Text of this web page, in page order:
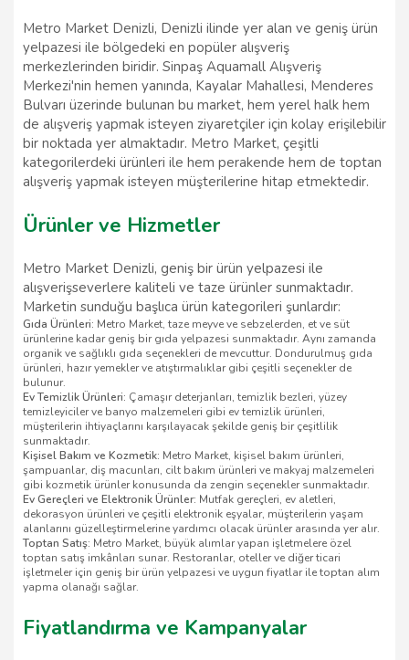
Metro Market Denizli, Denizli ilinde yer alan ve geniş ürün
yelpazesi ile bölgedeki en popüler alışveriş
merkezlerinden biridir. Sinpaş Aquamall Alışveriş
Merkezi'nin hemen yanında, Kayalar Mahallesi, Menderes
Bulvarı üzerinde bulunan bu market, hem yerel halk hem
de alışveriş yapmak isteyen ziyaretçiler için kolay erişilebilir
bir noktada yer almaktadır. Metro Market, çeşitli
kategorilerdeki ürünleri ile hem perakende hem de toptan
alışveriş yapmak isteyen müşterilerine hitap etmektedir.
Ürünler ve Hizmetler
Metro Market Denizli, geniş bir ürün yelpazesi ile
alışverişseverlere kaliteli ve taze ürünler sunmaktadır.
Marketin sunduğu başlıca ürün kategorileri şunlardır:
Gıda Ürünleri: Metro Market, taze meyve ve sebzelerden, et ve süt
ürünlerine kadar geniş bir gıda yelpazesi sunmaktadır. Aynı zamanda
organik ve sağlıklı gıda seçenekleri de mevcuttur. Dondurulmuş gıda
ürünleri, hazır yemekler ve atıştırmalıklar gibi çeşitli seçenekler de
bulunur.
Ev Temizlik Ürünleri: Çamaşır deterjanları, temizlik bezleri, yüzey
temizleyiciler ve banyo malzemeleri gibi ev temizlik ürünleri,
müşterilerin ihtiyaçlarını karşılayacak şekilde geniş bir çeşitlilik
sunmaktadır.
Kişisel Bakım ve Kozmetik: Metro Market, kişisel bakım ürünleri,
şampuanlar, diş macunları, cilt bakım ürünleri ve makyaj malzemeleri
gibi kozmetik ürünler konusunda da zengin seçenekler sunmaktadır.
Ev Gereçleri ve Elektronik Ürünler: Mutfak gereçleri, ev aletleri,
dekorasyon ürünleri ve çeşitli elektronik eşyalar, müşterilerin yaşam
alanlarını güzelleştirmelerine yardımcı olacak ürünler arasında yer alır.
Toptan Satış: Metro Market, büyük alımlar yapan işletmelere özel
toptan satış imkânları sunar. Restoranlar, oteller ve diğer ticari
işletmeler için geniş bir ürün yelpazesi ve uygun fiyatlar ile toptan alım
yapma olanağı sağlar.
Fiyatlandırma ve Kampanyalar